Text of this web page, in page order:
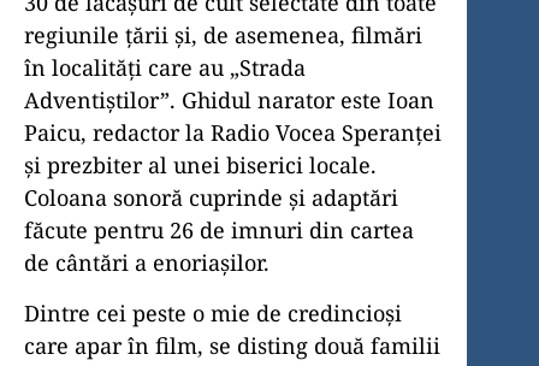
regiunile țării și, de asemenea, filmări
în localități care au „Strada
Adventiștilor”. Ghidul narator este Ioan
Paicu, redactor la Radio Vocea Speranței
și prezbiter al unei biserici locale.
Coloana sonoră cuprinde și adaptări
făcute pentru 26 de imnuri din cartea
de cântări a enoriașilor.
Dintre cei peste o mie de credincioși
care apar în film, se disting două familii